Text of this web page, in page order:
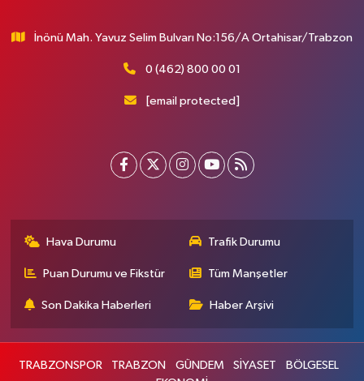
İnönü Mah. Yavuz Selim Bulvarı No:156/A Ortahisar/Trabzon
0 (462) 800 00 01
[email protected]
Hava Durumu Trafik Durumu
Puan Durumu ve Fikstür Tüm Manşetler
Son Dakika Haberleri Haber Arşivi
TRABZONSPOR TRABZON GÜNDEM SİYASET
BÖLGESEL